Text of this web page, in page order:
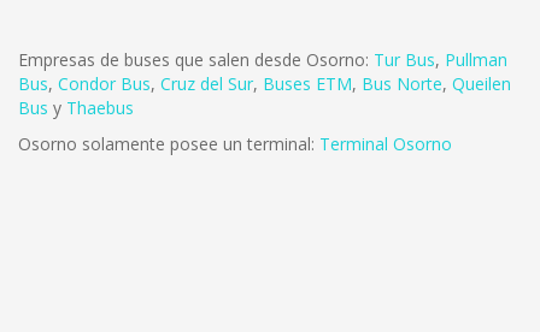
Empresas de buses que salen desde Osorno: Tur Bus, Pullman
Bus, Condor Bus, Cruz del Sur, Buses ETM, Bus Norte, Queilen
Bus y Thaebus
Osorno solamente posee un terminal: Terminal Osorno